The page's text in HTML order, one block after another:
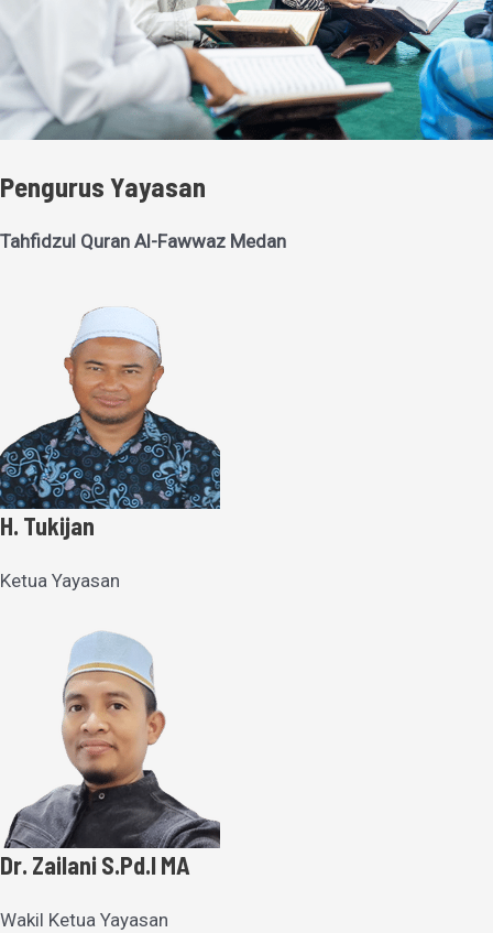
Pengurus Yayasan
Tahfidzul Quran Al-Fawwaz Medan
H. Tukijan
Ketua Yayasan
Dr. Zailani S.Pd.I MA
Wakil Ketua Yayasan